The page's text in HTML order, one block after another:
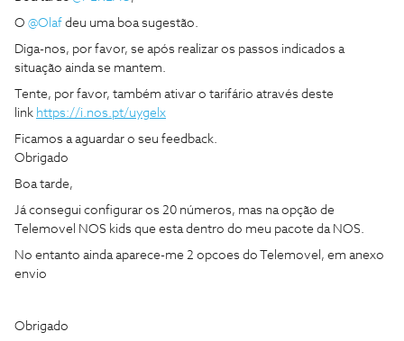
O @Olaf deu uma boa sugestão.
Diga-nos, por favor, se após realizar os passos indicados a
situação ainda se mantem.
Tente, por favor, também ativar o tarifário através deste
link https://i.nos.pt/uygelx
Ficamos a aguardar o seu feedback.
Obrigado
Boa tarde,
Já consegui configurar os 20 números, mas na opção de
Telemovel NOS kids que esta dentro do meu pacote da NOS.
No entanto ainda aparece-me 2 opcoes do Telemovel, em anexo
envio
Obrigado